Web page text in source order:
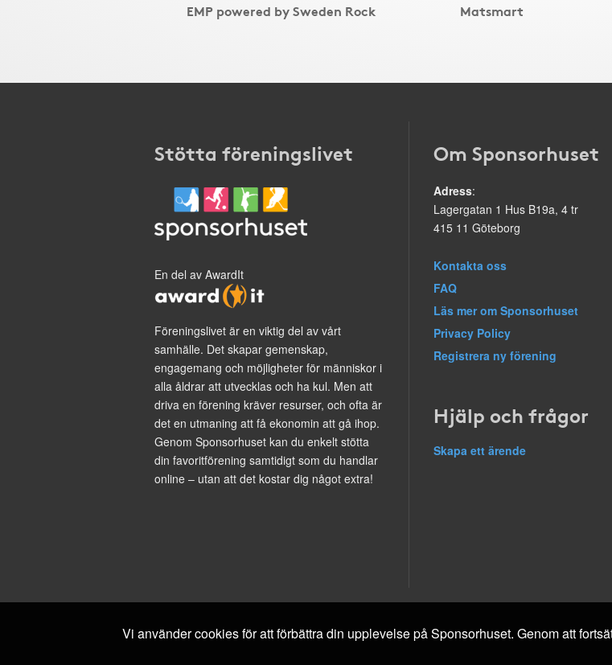
EMP powered by Sweden Rock Matsmart
Stötta föreningslivet
En del av AwardIt
Föreningslivet är en viktig del av vårt
samhälle. Det skapar gemenskap,
engagemang och möjligheter för människor i
alla åldrar att utvecklas och ha kul. Men att
driva en förening kräver resurser, och ofta är
det en utmaning att få ekonomin att gå ihop.
Genom Sponsorhuset kan du enkelt stötta
din favoritförening samtidigt som du handlar
online – utan att det kostar dig något extra!
Om Sponsorhuset
Adress:
Lagergatan 1 Hus B19a, 4 tr
415 11 Göteborg
Kontakta oss
FAQ
Läs mer om Sponsorhuset
Privacy Policy
Registrera ny förening
Hjälp och frågor
Skapa ett ärende
Vi använder cookies för att förbättra din upplevelse på Sponsorhuset. Genom att